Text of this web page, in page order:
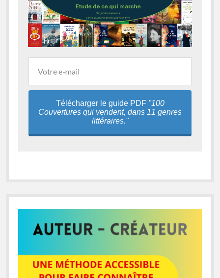
Télécharger le guide PDF "100
Couvertures qui vendent, dans 11 genres
littéraires."